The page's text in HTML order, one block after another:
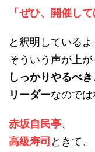
「ぜひ、開催し
と釈明しているよ
そういう声が上が
しっかりやるべ
リーダーなのでは
赤坂自民亭、
高級寿司 ときて、